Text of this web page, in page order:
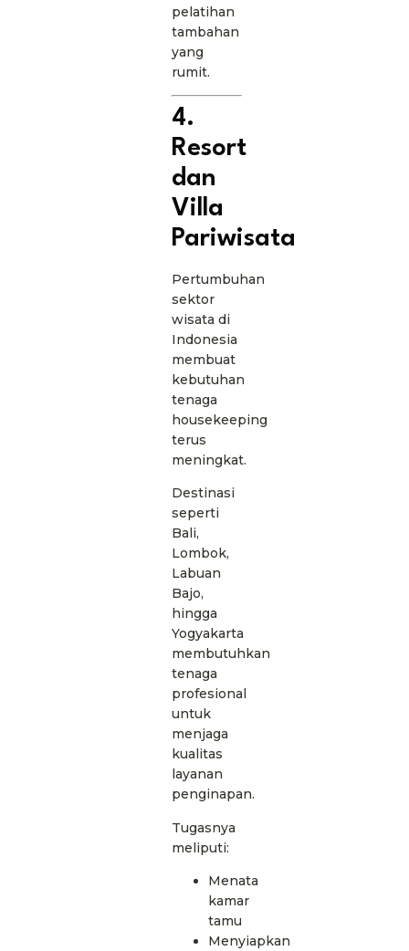
pelatihan
tambahan
yang
rumit.
4.
Resort
dan
Villa
Pariwisata
Pertumbuhan
sektor
wisata di
Indonesia
membuat
kebutuhan
tenaga
housekeeping
terus
meningkat.
Destinasi
seperti
Bali,
Lombok,
Labuan
Bajo,
hingga
Yogyakarta
membutuhkan
tenaga
profesional
untuk
menjaga
kualitas
layanan
penginapan.
Tugasnya
meliputi:
Menata
kamar
tamu
Menyiapkan